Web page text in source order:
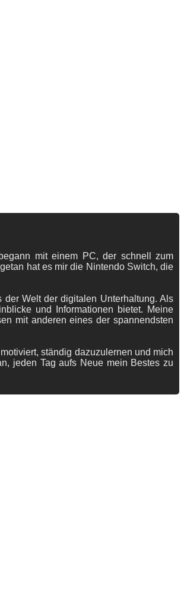
mit einem PC, der schnell zum
hat es mir die Nintendo Switch, die
Welt der digitalen Unterhaltung. Als
und Informationen bietet. Meine
mit anderen eines der spannendsten
ständig dazuzulernen und mich
jeden Tag aufs Neue mein Bestes zu